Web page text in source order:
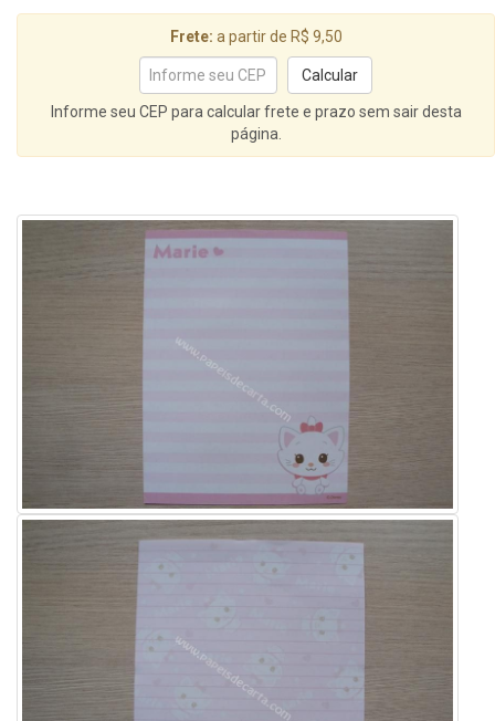
Frete: a partir de R$ 9,50
Informe seu CEP para calcular frete e prazo sem sair desta
página.